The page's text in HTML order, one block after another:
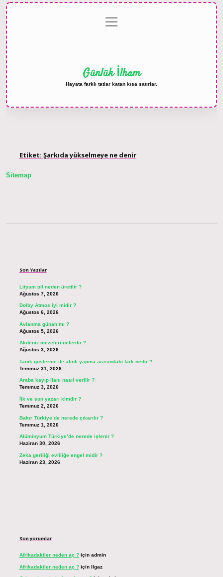
menüyü
aç
Günlük İlham
Hayata farklı tatlar katan kısa satırlar.
Etiket: Şarkıda yükselmeye ne denir
Sitemap
Son Yazılar
Lityum pil neden üretilir ?
Ağustos 7, 2026
Dolby Atmos iyi midir ?
Ağustos 6, 2026
Avlanma günah mı ?
Ağustos 5, 2026
Akdeniz mezeleri nelerdir ?
Ağustos 3, 2026
Tanık gösterme ile alıntı yapma arasındaki fark nedir ?
Temmuz 31, 2026
Araba kayıp ilanı nasıl verilir ?
Temmuz 3, 2026
İlk ve son yazarı kimdir ?
Temmuz 2, 2026
Bakır Türkiye’de nerede çıkarılır ?
Temmuz 1, 2026
Alüminyum Türkiye’de nerede işlenir ?
Haziran 30, 2026
Zeka geriliği evliliğe engel midir ?
Haziran 23, 2026
Son yorumlar
Afrikadakiler neden aç ?için admin
Afrikadakiler neden aç ?için Ilgaz